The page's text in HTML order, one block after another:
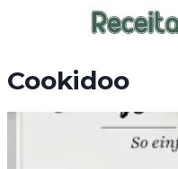
Cookidoo